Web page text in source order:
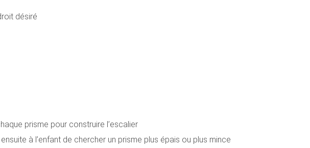
désiré
prisme pour construire l’escalier
à l’enfant de chercher un prisme plus épais ou plus mince